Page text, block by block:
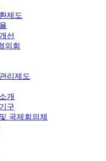
제도
선
의회
리제도
개
구
국제회의체